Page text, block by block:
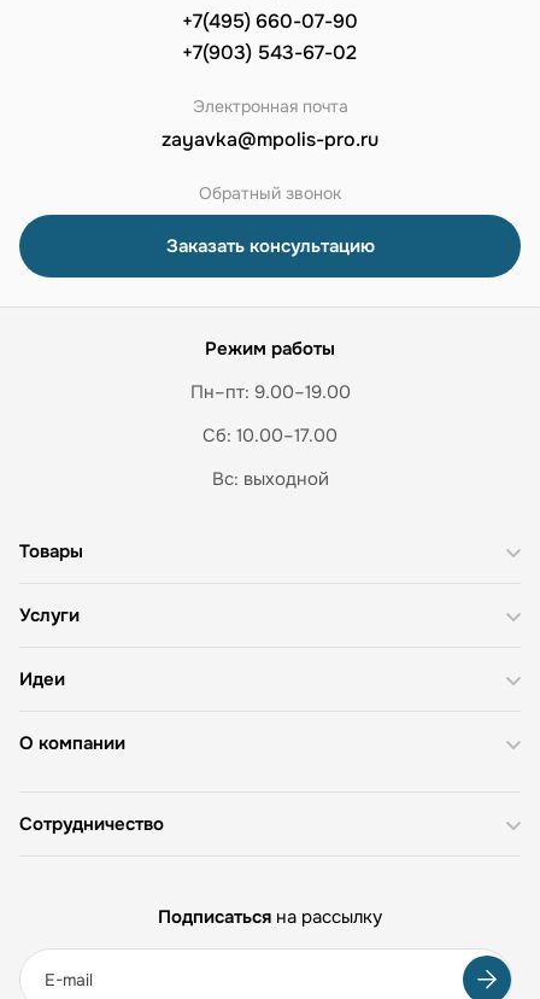
+7(495) 660-07-90
+7(903) 543-67-02
Электронная почта
zayavka@mpolis-pro.ru
Обратный звонок
Заказать консультацию
Режим работы
Пн–пт: 9.00–19.00
Сб: 10.00–17.00
Вс: выходной
О компании
Товары
Услуги
Идеи
Сотрудничество
Подписаться на рассылку